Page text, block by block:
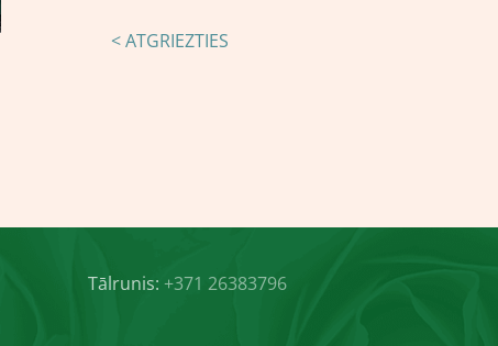
< ATGRIEZTIES
Tālrunis: +371 26383796